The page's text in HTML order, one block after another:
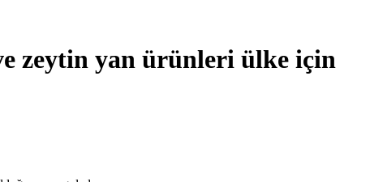
zeytin yan ürünleri ülke için